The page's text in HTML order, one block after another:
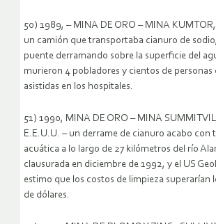
50) 1989, – MINA DE ORO – MINA
un camión que transportaba cianuro de
puente derramando sobre la superficie del
murieron 4 pobladores y cientos de personas
asistidas en los hospitales.
51) 1990, MINA DE ORO – MINA
E.E.U.U. – un derrame de cianuro acabo con
acuática a lo largo de 27 kilómetros del río
clausurada en diciembre de 1992, y el US
estimo que los costos de limpieza superarían
de dólares.